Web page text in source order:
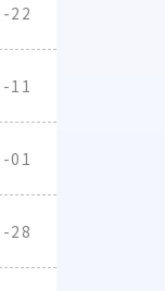
22
11
01
28